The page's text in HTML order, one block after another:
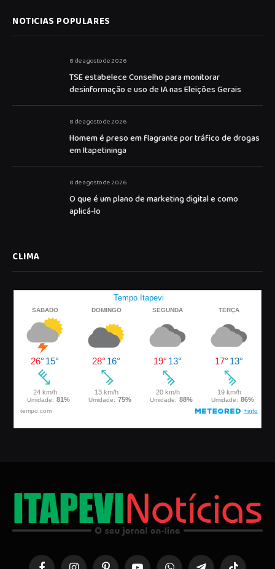
NOTICIAS POPULARES
8 de agosto de 2026
TSE estabelece Conselho para monitorar
desinformação e uso de IA nas Eleições Gerais
8 de agosto de 2026
Homem é preso em flagrante por tráfico de drogas
em Itapetininga
8 de agosto de 2026
O que é um plano de marketing digital e como
aplicá-lo
CLIMA